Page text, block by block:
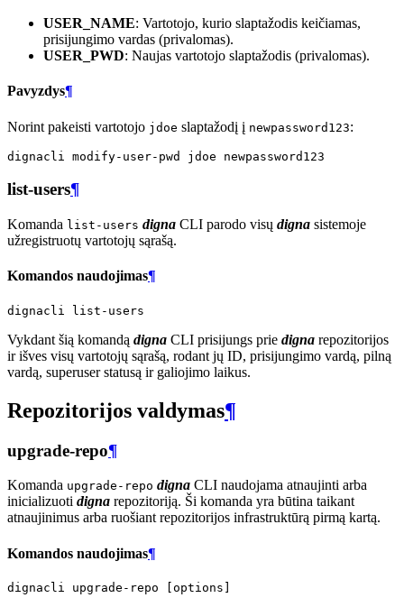
USER_NAME: Vartotojo, kurio slaptažodis keičiamas,
prisijungimo vardas (privalomas).
USER_PWD: Naujas vartotojo slaptažodis (privalomas).
Pavyzdys¶
Norint pakeisti vartotojo jdoe slaptažodį į newpassword123:
dignacli modify-user-pwd jdoe
list-users¶
Komanda list-users digna CLI parodo visų digna sistemoje
užregistruotų vartotojų sąrašą.
Komandos naudojimas¶
dignacli
Vykdant šią komandą digna CLI prisijungs prie digna repozitorijos
ir išves visų vartotojų sąrašą, rodant jų ID, prisijungimo vardą, pilną
vardą, superuser statusą ir galiojimo laikus.
Repozitorijos valdymas¶
upgrade-repo¶
Komanda upgrade-repo digna CLI naudojama atnaujinti arba
inicializuoti digna repozitoriją. Ši komanda yra būtina taikant
atnaujinimus arba ruošiant repozitorijos infrastruktūrą pirmą kartą.
Komandos naudojimas¶
dignacli upgrade-repo options